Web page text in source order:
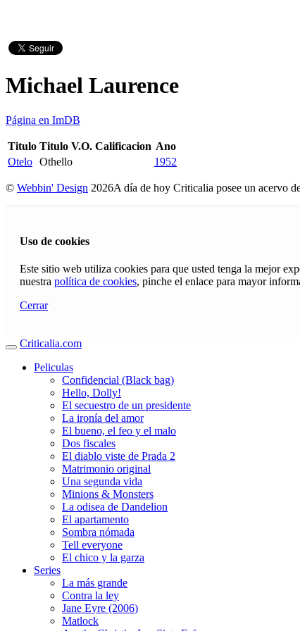
Michael Laurence
Página en ImDB
Titulo Titulo V.O. Calificacion Ano
Otelo Othello 1952
© Webbin' Design 2026A día de hoy Criticalia posee un acervo
Uso de cookies
Este sitio web utiliza cookies para que usted tenga la mejor
nuestra política de cookies, pinche el enlace para mayor
Cerrar
Criticalia.com
Peliculas
Confidencial (Black bag)
Hello, Dolly!
El secuestro de un presidente
La ironía del amor
El bueno, el feo y el malo
Dos fiscales
El diablo viste de Prada 2
Matrimonio original
Una segunda vida
Minions & Monsters
La odisea de Dandelion
El apartamento
Sombra nómada
Tell everyone
El chico y la garza
Series
La más grande
Contra la ley
Jane Eyre (2006)
Matlock